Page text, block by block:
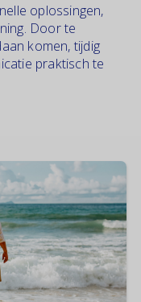
oplossingen,
Door te
komen, tijdig
praktisch te